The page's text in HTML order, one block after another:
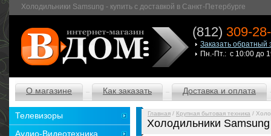
Холодильники Samsung - купить с доставкой в Санкт-Петербурге
(812) 309-
Заказать обратный
Пн.-Пт.: с 10:00 до
О магазине Как заказать Доставка и оплата
Главная / Крупная бытовая техника /
Холодильники Samsung
Телевизоры
Аудио-Видеотехника